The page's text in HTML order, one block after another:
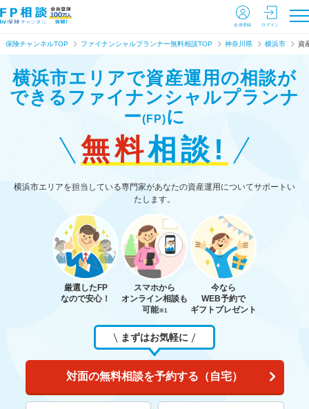
会員登録 ログイン
保険チャンネルTOP ファイナンシャルプランナー無料相談TOP 神奈川県 横浜市 資
横浜市エリアで資産運用の相談が
できる ファイナンシャルプランナ
ー(FP)に
無料相談!
横浜市エリアを担当している専門家があなたの資産運用についてサポートい
たします。
厳選したFP
なので安心！
スマホから
オンライン相談も
可能※1
今なら
WEB予約で
ギフトプレゼント
まずはお気軽に
対面の無料相談を予約する（自宅）